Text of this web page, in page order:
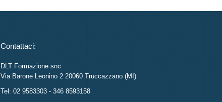
Contattaci:
DLT Formazione snc
Via Barone Leonino 2 20060 Truccazzano (MI)
Tel: 02 9583303 - 346 8593158